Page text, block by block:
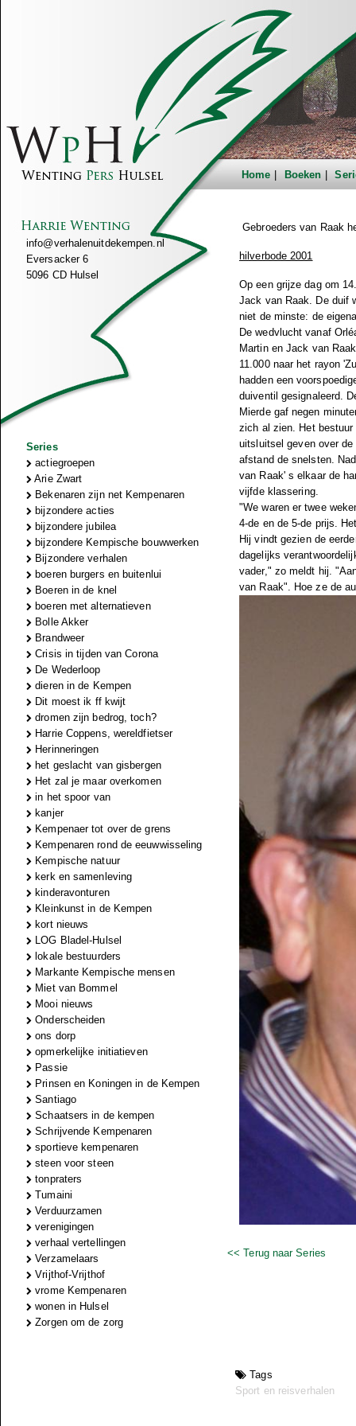
Home Boeken
info@verhalenuitdekempen.nl
Eversacker 6
5096 CD Hulsel
Series
actiegroepen
Arie Zwart
Bekenaren zijn net Kempenaren
bijzondere acties
bijzondere jubilea
bijzondere Kempische bouwwerken
Bijzondere verhalen
boeren burgers en buitenlui
Boeren in de knel
boeren met alternatieven
Bolle Akker
Brandweer
Crisis in tijden van Corona
De Wederloop
dieren in de Kempen
Dit moest ik ff kwijt
dromen zijn bedrog, toch?
Harrie Coppens, wereldfietser
Herinneringen
het geslacht van gisbergen
Het zal je maar overkomen
in het spoor van
kanjer
Kempenaer tot over de grens
Kempenaren rond de eeuwwisseling
Kempische natuur
kerk en samenleving
kinderavonturen
Kleinkunst in de Kempen
kort nieuws
LOG Bladel-Hulsel
lokale bestuurders
Markante Kempische mensen
Miet van Bommel
Mooi nieuws
Onderscheiden
ons dorp
opmerkelijke initiatieven
Passie
Prinsen en Koningen in de Kempen
Santiago
Schaatsers in de kempen
Schrijvende Kempenaren
sportieve kempenaren
steen voor steen
tonpraters
Tumaini
Verduurzamen
verenigingen
verhaal vertellingen
Verzamelaars
Vrijthof-Vrijthof
vrome Kempenaren
wonen in Hulsel
Zorgen om de zorg
Gebroeders van Raak
hilverbode 2001
Op een grijze dag om
Jack van Raak. De duif
niet de minste: de
De wedvlucht vanaf
Martin en Jack van
11.000 naar het rayon
hadden een
duiventil gesignaleerd.
Mierde gaf negen
zich al zien. Het
uitsluitsel geven over
afstand de snelsten.
van Raak' s elkaar de
vijfde klassering.
"We waren er twee
4-de en de 5-de prijs.
Hij vindt gezien de
dagelijks
vader," zo meldt hij.
van Raak". Hoe ze de
<< Terug naar Series
Tags
Sport en reisverhalen